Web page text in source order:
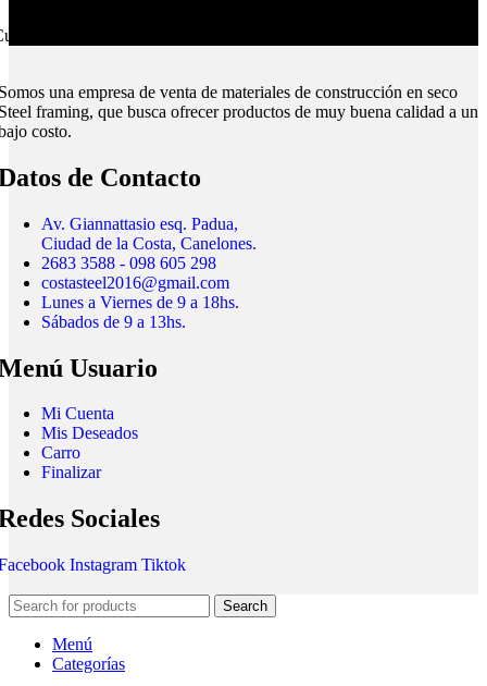
todo el país.
una empresa de venta de materiales de construcción en seco
framing, que busca ofrecer productos de muy buena calidad a un
costo.
de Contacto
Av. Giannattasio esq. Padua,
Ciudad de la Costa, Canelones.
2683 3588 - 098 605 298
costasteel2016@gmail.com
Lunes a Viernes de 9 a 18hs.
Sábados de 9 a 13hs.
Usuario
Mi Cuenta
Mis Deseados
Carro
Finalizar
Sociales
Instagram Tiktok
Search
Menú
Categorías